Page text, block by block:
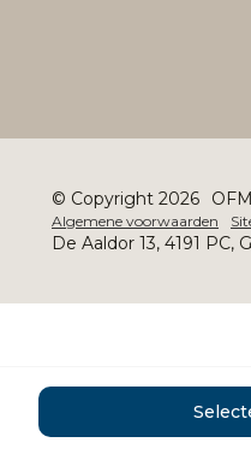
© Copyright 2026
Algemene voorwaarden
De Aaldor 13, 4191 PC,